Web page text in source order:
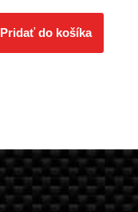
Pridať do košíka